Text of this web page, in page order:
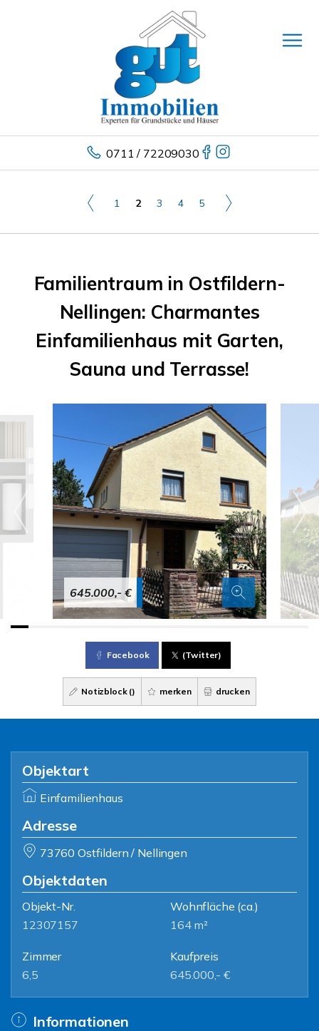
0711 / 72209030
1 2 3 4 5
Familientraum in Ostfildern-
Nellingen: Charmantes
Einfamilienhaus mit Garten,
Sauna und Terrasse!
645.000,- €
Facebook (Twitter)
Notizblock () merken drucken
Objektart
Einfamilienhaus
Adresse
73760 Ostfildern / Nellingen
Objektdaten
Objekt-Nr.
12307157
Wohnfläche (ca.)
164 m²
Zimmer
6,5
Kaufpreis
645.000,- €
Informationen